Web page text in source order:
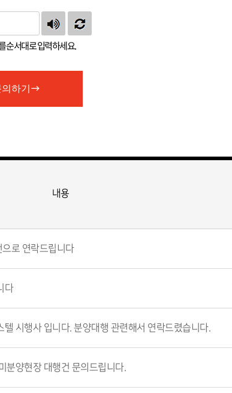
순서대로 입력하세요.
하기
내용
로 연락드립니다
다
텔 시행사 입니다. 분양대행 관련해서 연락드렸습니다.
분양현장 대행건 문의드립니다.